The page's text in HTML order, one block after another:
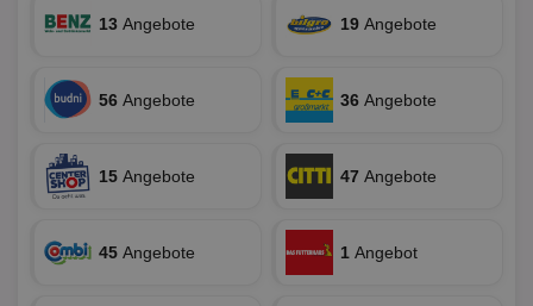
13 Angebote 19 Angebote
56 Angebote 36 Angebote
15 Angebote 47 Angebote
45 Angebote 1 Angebot
Unklassifizierte
Unbedingt erforderlich
Performance
Funktionalität Unklassifizierte